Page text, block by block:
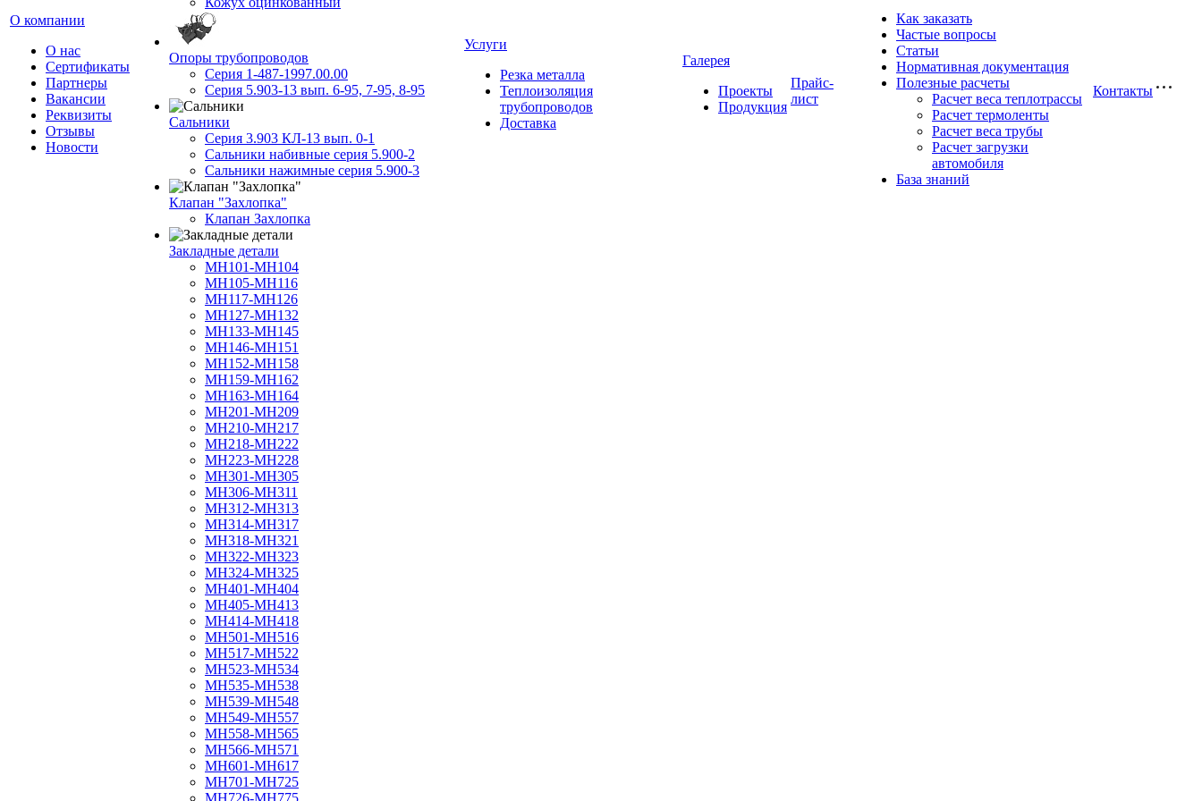
О компании
О нас
Сертификаты
Партнеры
Вакансии
Реквизиты
Отзывы
Новости
Опоры трубопроводов
Серия 1-487-1997.00.00
Серия 5.903-13 вып. 6-95, 7-95, 8-95
Сальники
Серия 3.903 КЛ-13 вып. 0-1
Сальники набивные серия 5.900-2
Сальники нажимные серия 5.900-3
Клапан "Захлопка"
Клапан Захлопка
Закладные детали
МН101-МН104
МН105-МН116
МН117-МН126
МН127-МН132
МН133-МН145
МН146-МН151
МН152-МН158
МН159-МН162
МН163-МН164
МН201-МН209
МН210-МН217
МН218-МН222
МН223-МН228
МН301-МН305
МН306-МН311
МН312-МН313
МН314-МН317
МН318-МН321
МН322-МН323
МН324-МН325
МН401-МН404
МН405-МН413
МН414-МН418
МН501-МН516
МН517-МН522
МН523-МН534
МН535-МН538
МН539-МН548
МН549-МН557
МН558-МН565
МН566-МН571
МН601-МН617
МН701-МН725
МН726-МН775
Услуги
Резка металла
Теплоизоляция
трубопроводов
Доставка
Галерея
Проекты
Продукция
Прайс-
лист
Как заказать
Частые вопросы
Статьи
Нормативная документация
Полезные расчеты
Расчет веса теплотрассы
Расчет термоленты
Расчет веса трубы
Расчет загрузки
автомобиля
База знаний
Контакты